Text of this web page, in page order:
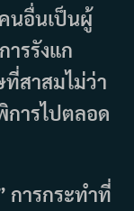
นอื่นเป็นผู้
รรังแก
สาสมไม่ว่า
การไปตลอด
การกระทำที่